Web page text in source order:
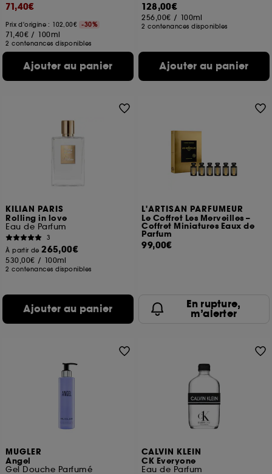
71,40€
Prix d'origine : 102,00€ -30%
71,40€ / 100ml
2 contenances disponibles
Ajouter au panier
128,00€
256,00€ / 100ml
2 contenances disponibles
Ajouter au panier
KILIAN PARIS
Rolling in love
Eau de Parfum
3
À partir de265,00€
530,00€ / 100ml
2 contenances disponibles
Ajouter au panier
L'ARTISAN PARFUMEUR
Le Coffret Les Merveilles –
Coffret Miniatures Eaux de
Parfum
99,00€
En rupture,
m’alerter
MUGLER
Angel
Gel Douche Parfumé
CALVIN KLEIN
CK Everyone
Eau de Parfum